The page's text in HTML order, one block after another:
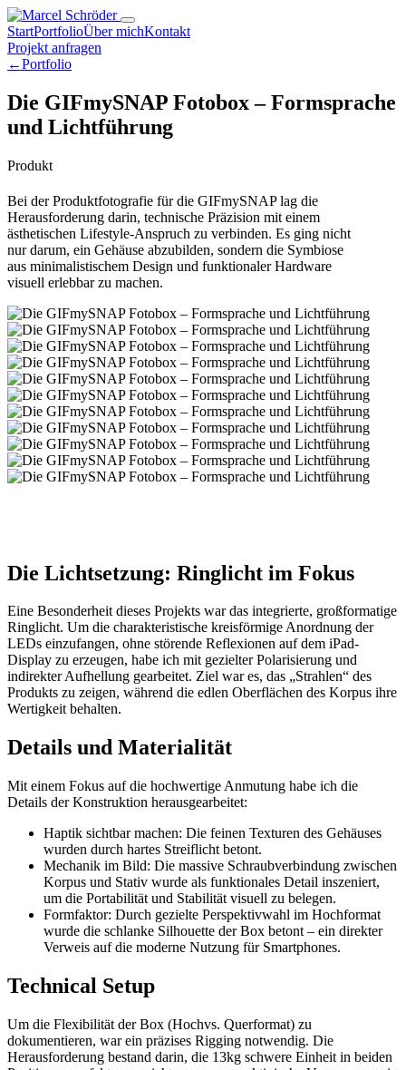
StartPortfolioÜber michKontakt
Projekt anfragen
←Portfolio
Die GIFmySNAP Fotobox – Formsprache
und Lichtführung
Produkt
Bei der Produktfotografie für die GIFmySNAP lag die
Herausforderung darin, technische Präzision mit einem
ästhetischen Lifestyle-Anspruch zu verbinden. Es ging nicht
nur darum, ein Gehäuse abzubilden, sondern die Symbiose
aus minimalistischem Design und funktionaler Hardware
visuell erlebbar zu machen.
Die Lichtsetzung: Ringlicht im Fokus
Eine Besonderheit dieses Projekts war das integrierte, großformatige
Ringlicht. Um die charakteristische kreisförmige Anordnung der
LEDs einzufangen, ohne störende Reflexionen auf dem iPad-
Display zu erzeugen, habe ich mit gezielter Polarisierung und
indirekter Aufhellung gearbeitet. Ziel war es, das „Strahlen“ des
Produkts zu zeigen, während die edlen Oberflächen des Korpus ihre
Wertigkeit behalten.
Details und Materialität
Mit einem Fokus auf die hochwertige Anmutung habe ich die
Details der Konstruktion herausgearbeitet:
Haptik sichtbar machen: Die feinen Texturen des Gehäuses
wurden durch hartes Streiflicht betont.
Mechanik im Bild: Die massive Schraubverbindung zwischen
Korpus und Stativ wurde als funktionales Detail inszeniert,
um die Portabilität und Stabilität visuell zu belegen.
Formfaktor: Durch gezielte Perspektivwahl im Hochformat
wurde die schlanke Silhouette der Box betont – ein direkter
Verweis auf die moderne Nutzung für Smartphones.
Technical Setup
Um die Flexibilität der Box (Hochvs. Querformat) zu
dokumentieren, war ein präzises Rigging notwendig. Die
Herausforderung bestand darin, die 13kg schwere Einheit in beiden